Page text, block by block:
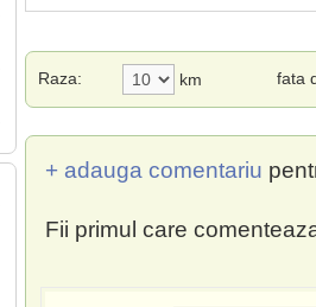
Raza: km fata
+ adauga comentariu
Fii primul care